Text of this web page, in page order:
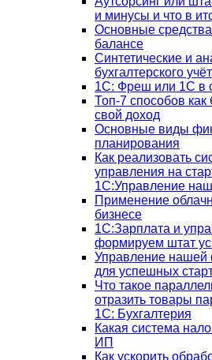
и минусы и что в
Основные
балансе
Синтетические и
бухгалтерского
1C: Фреш или 1С в
Топ-7 способов как
свой доход
Основные виды
планирования
Как реализовать
управления на
1С:Управление
Применение
бизнесе
1C:Зарплата и
формируем штат
Управление нашей
для успешных
Что такое
отразить товары
1С: Бухгалтерия
Какая система
ИП
Как ускорить